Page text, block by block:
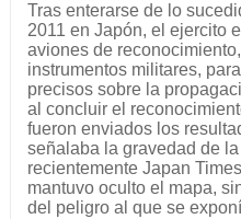
Tras enterarse de lo
2011 en Japón, el ejercito
aviones de
instrumentos militares,
precisos sobre la
al concluir el
fueron enviados los
señalaba la gravedad de
recientemente Japan
mantuvo oculto el mapa,
del peligro al que se